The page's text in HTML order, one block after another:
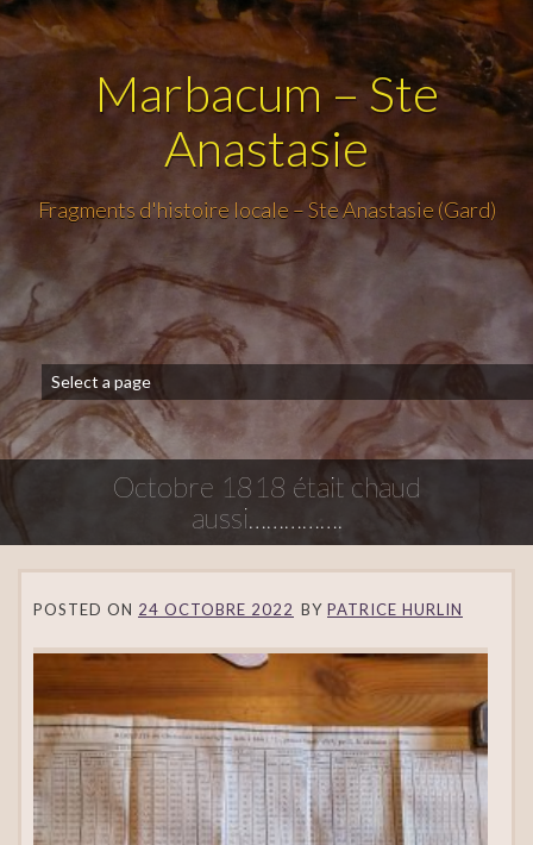
Marbacum – Ste
Anastasie
Fragments d'histoire locale – Ste Anastasie (Gard)
Octobre 1818 était chaud
aussi…………….
POSTED ON 24 OCTOBRE 2022 BY PATRICE HURLIN